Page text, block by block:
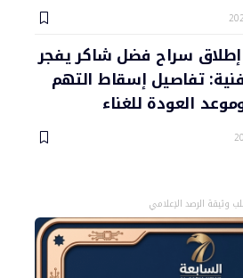
سراح فضل شاكر يفجر
تفاصيل إسقاط التهم
العودة للغناء
وثيقة الرصد الإعلامي